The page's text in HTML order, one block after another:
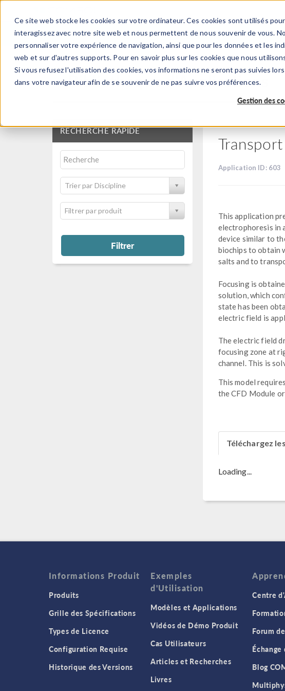
Ce site web stocke les cookies sur votre ordinateur. Ces cookies sont utilisés
interagissez avec notre site web et nous permettent de nous souvenir de vous.
personnaliser votre expérience de navigation, ainsi que pour les données et les
web et sur d'autres supports. Pour en savoir plus sur les cookies que nous
Si vous refusez l'utilisation des cookies, vos informations ne seront pas suivies
dans votre navigateur afin de se souvenir de ne pas suivre vos préférences.
Gestion des
PRODUITS
Bibliothèque d'Applications
RECHERCHE RAPIDE
Trier par Discipline
Filtrer par produit
Filtrer
Application ID: 603
This application
electrophoresis in
device similar to
biochips to obtain
salts and to
Focusing is
solution, which
state has been
electric field is
The electric field
focusing zone at
channel. This is
This model
the CFD Module
Téléchargez
Loading...
Informations Produit
Produits
Grille des Spécifications
Types de Licence
Configuration Requise
Historique des Versions
Exemples
d'Utilisation
Modèles et Applications
Vidéos de Démo Produit
Cas Utilisateurs
Articles et Recherches
Livres
Centre
Forum
Blog